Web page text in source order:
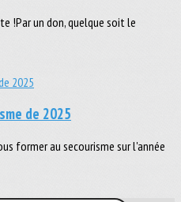
!Par un don, quelque soit le
de 2025
former au secourisme sur l'année